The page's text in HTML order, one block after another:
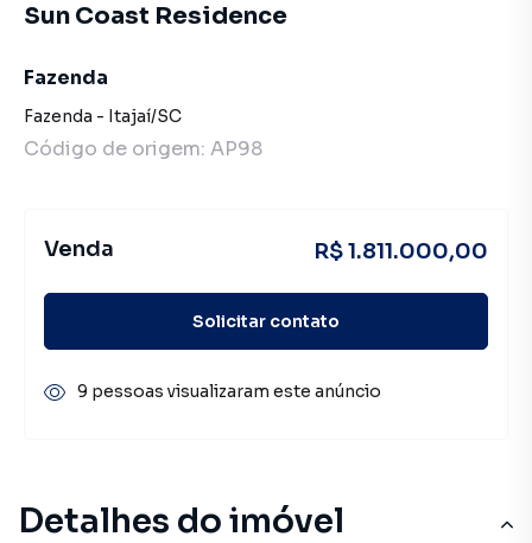
Detalhes do imóvel
Sun Coast Residence
Fazenda
Fazenda - Itajaí/SC
Código de origem: AP98
Venda R$ 1.811.000,00
Solicitar contato
9 pessoas visualizaram este anúncio